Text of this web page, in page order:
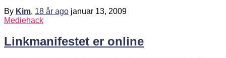
By Kim, 18 år ago januar 13, 2009
Mediehack
Linkmanifestet er online